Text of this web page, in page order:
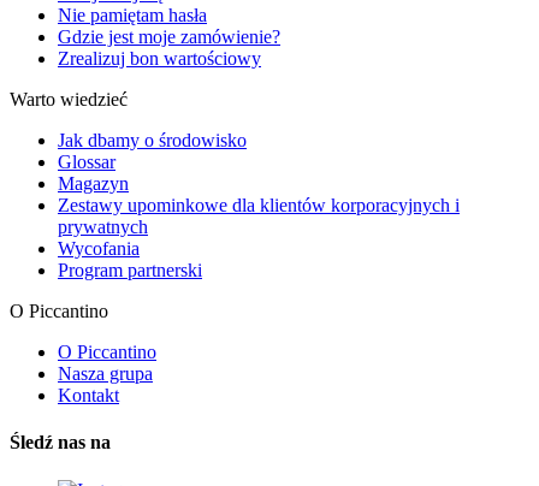
Nie pamiętam hasła
Gdzie jest moje zamówienie?
Zrealizuj bon wartościowy
Warto wiedzieć
Jak dbamy o środowisko
Glossar
Magazyn
Zestawy upominkowe dla klientów korporacyjnych i
prywatnych
Wycofania
Program partnerski
O Piccantino
O Piccantino
Nasza grupa
Kontakt
Śledź nas na